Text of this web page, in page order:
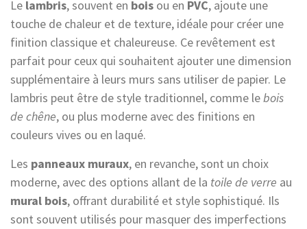
Le lambris, souvent en bois ou en PVC, ajoute une
touche de chaleur et de texture, idéale pour créer une
finition classique et chaleureuse. Ce revêtement est
parfait pour ceux qui souhaitent ajouter une dimension
supplémentaire à leurs murs sans utiliser de papier. Le
lambris peut être de style traditionnel, comme lebois
de chêne, ou plus moderne avec des finitions en
couleurs vives ou en laqué.
Les panneaux muraux, en revanche, sont un choix
moderne, avec des options allant de la toile de verre au
mural bois, offrant durabilité et style sophistiqué. Ils
sont souvent utilisés pour masquer des imperfections